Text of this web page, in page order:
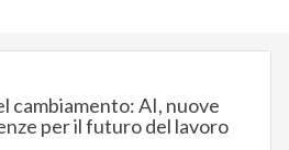
cambiamento: AI, nuove
per il futuro del lavoro